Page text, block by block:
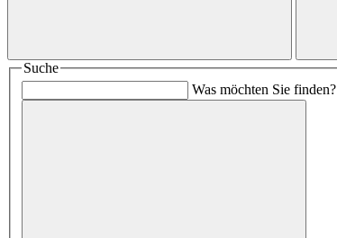
Suche
Was möchten Sie finden?